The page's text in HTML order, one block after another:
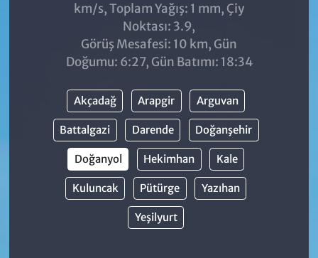
km/s, Toplam Yağış: 1 mm, Çiy
Noktası: 3.9,
Görüş Mesafesi: 10 km, Gün
Doğumu: 6:27, Gün Batımı: 18:34
Akçadağ Arapgir Arguvan
Battalgazi Darende Doğanşehir
Doğanyol Hekimhan Kale
Kuluncak Pütürge Yazıhan
Yeşilyurt